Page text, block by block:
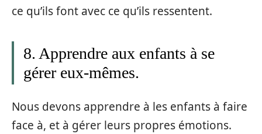
ce qu’ils font avec ce qu’ils ressentent.
8. Apprendre aux enfants à se
gérer eux-mêmes.
Nous devons apprendre à les enfants à faire
face à, et à gérer leurs propres émotions.